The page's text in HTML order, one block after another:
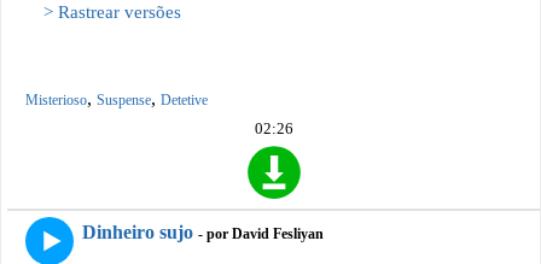
> Rastrear versões
Misterioso, Suspense, Detetive
02:26
Dinheiro sujo - por David Fesliyan